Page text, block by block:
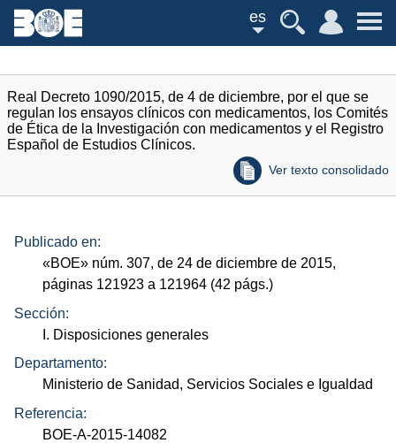
es
Real Decreto 1090/2015, de 4 de diciembre, por el que se
regulan los ensayos clínicos con medicamentos, los Comités
de Ética de la Investigación con medicamentos y el Registro
Español de Estudios Clínicos.
Ver texto consolidado
Publicado en:
«BOE» núm. 307, de 24 de diciembre de 2015,
páginas 121923 a 121964 (42 págs.)
Sección:
I. Disposiciones generales
Departamento:
Ministerio de Sanidad, Servicios Sociales e Igualdad
Referencia:
BOE-A-2015-14082